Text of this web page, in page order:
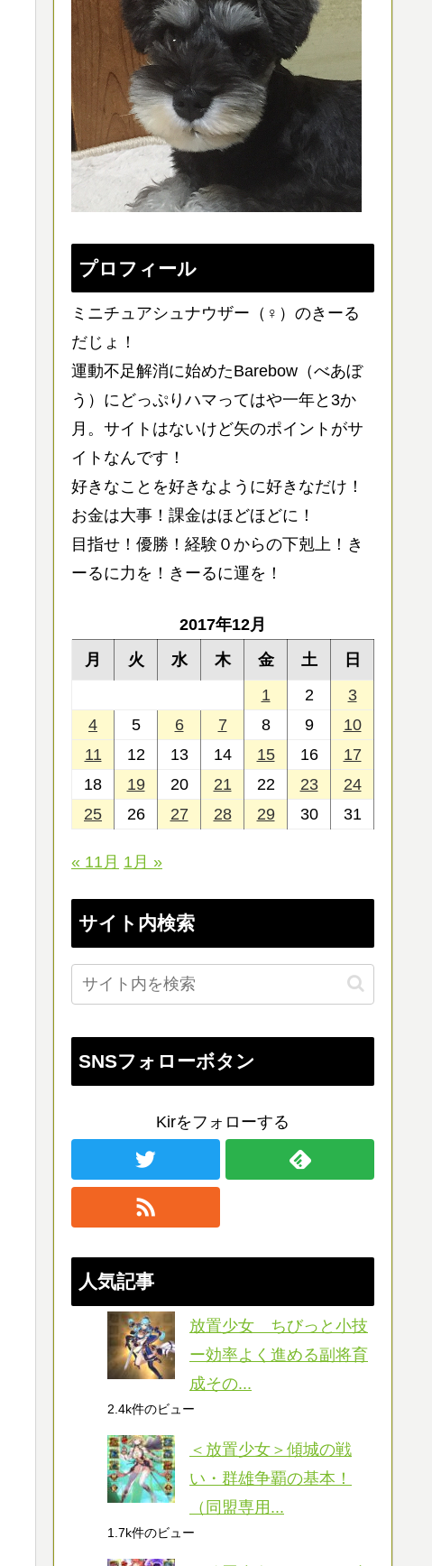
プロフィール
ミニチュアシュナウザー（♀）のきーる
だじょ！
運動不足解消に始めたBarebow（べあぼ
う）にどっぷりハマってはや一年と3か
月。サイトはないけど矢のポイントがサ
イトなんです！
好きなことを好きなように好きなだけ！
お金は大事！課金はほどほどに！
目指せ！優勝！経験０からの下剋上！き
ーるに力を！きーるに運を！
2017年12月
月
火 水 木 金 土
日
1
2
3
4
5 6 7 8 9
10
11
12 13 14 15 16
17
18
19 20 21 22 23
24
25
26 27 28 29 30 31
« 11月 1月 »
サイト内検索
SNSフォローボタン
Kirをフォローする
人気記事
放置少女 ちびっと小技
ー効率よく進める副将育
成その...
2.4k件のビュー
＜放置少女＞傾城の戦
い・群雄争覇の基本！
（同盟専用...
1.7k件のビュー